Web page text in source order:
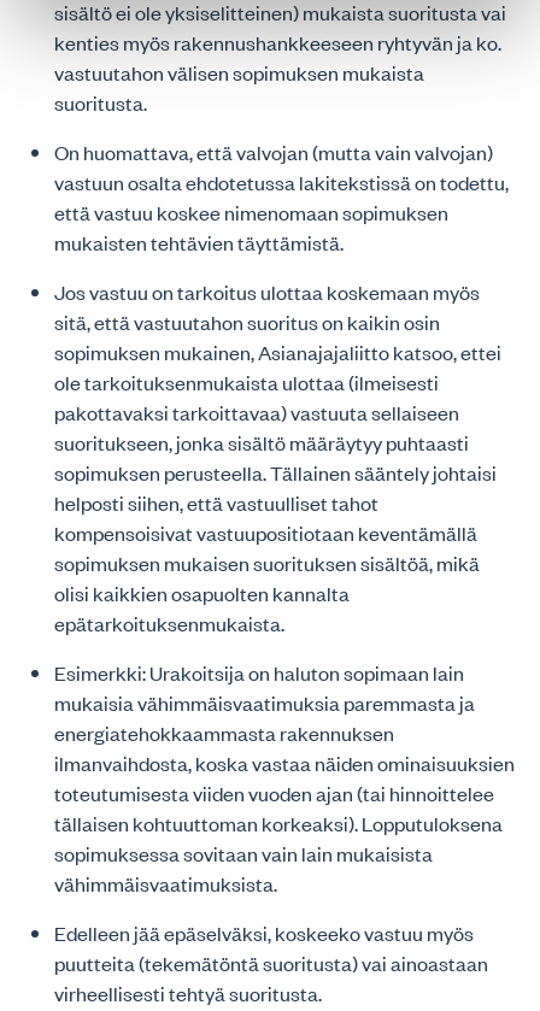
sisältö ei ole yksiselitteinen) mukaista suoritusta vai
kenties myös rakennushankkeeseen ryhtyvän ja ko.
vastuutahon välisen sopimuksen mukaista
suoritusta.
On huomattava, että valvojan (mutta vain valvojan)
vastuun osalta ehdotetussa lakitekstissä on todettu,
että vastuu koskee nimenomaan sopimuksen
mukaisten tehtävien täyttämistä.
Jos vastuu on tarkoitus ulottaa koskemaan myös
sitä, että vastuutahon suoritus on kaikin osin
sopimuksen mukainen, Asianajajaliitto katsoo, ettei
ole tarkoituksenmukaista ulottaa (ilmeisesti
pakottavaksi tarkoittavaa) vastuuta sellaiseen
suoritukseen, jonka sisältö määräytyy puhtaasti
sopimuksen perusteella. Tällainen sääntely johtaisi
helposti siihen, että vastuulliset tahot
kompensoisivat vastuupositiotaan keventämällä
sopimuksen mukaisen suorituksen sisältöä, mikä
olisi kaikkien osapuolten kannalta
epätarkoituksenmukaista.
Esimerkki: Urakoitsija on haluton sopimaan lain
mukaisia vähimmäisvaatimuksia paremmasta ja
energiatehokkaammasta rakennuksen
ilmanvaihdosta, koska vastaa näiden ominaisuuksien
toteutumisesta viiden vuoden ajan (tai hinnoittelee
tällaisen kohtuuttoman korkeaksi). Lopputuloksena
sopimuksessa sovitaan vain lain mukaisista
vähimmäisvaatimuksista.
Edelleen jää epäselväksi, koskeeko vastuu myös
puutteita (tekemätöntä suoritusta) vai ainoastaan
virheellisesti tehtyä suoritusta.